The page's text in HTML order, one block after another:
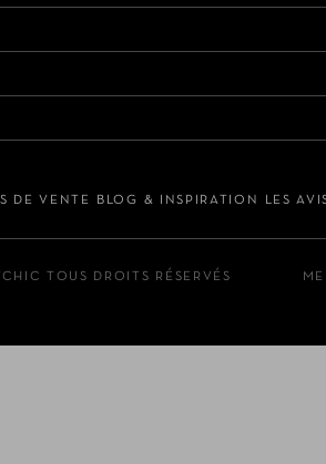
DE VENTE BLOG & INSPIRATION LES
TOUS DROITS RÉSERVÉS